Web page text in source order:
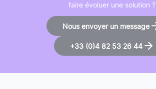
faire évoluer une solution ?
Nous envoyer un message
+33 (0)4 82 53 26 44